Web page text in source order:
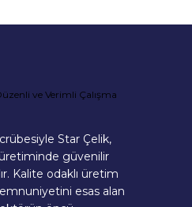
Star Çelik,
güvenilir
Kalite odaklı üretim
esas alan